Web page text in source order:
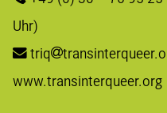
Uhr)
triq
www.transinterqueer.org